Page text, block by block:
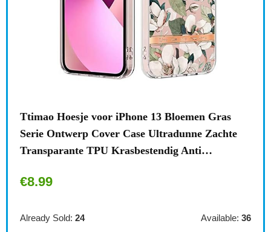
13 Bloemen Gras
Ultradunne Zachte
Anti…
Available:
Surface Elektronische organizer,
draagbare draagtas, stootvaste
accessoiretas voor Microsoft…